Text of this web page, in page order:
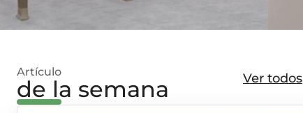
Artículo
de la semana Ver todos